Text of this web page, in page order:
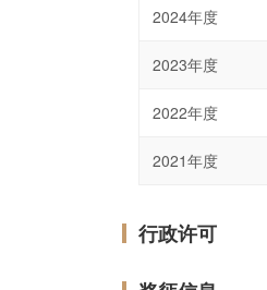
2024年度
2023年度
2022年度
2021年度
行政许可